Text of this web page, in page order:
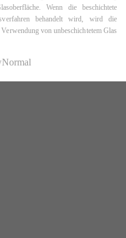
Wenn die beschichtete
behandelt wird, wird die
von unbeschichtetem Glas